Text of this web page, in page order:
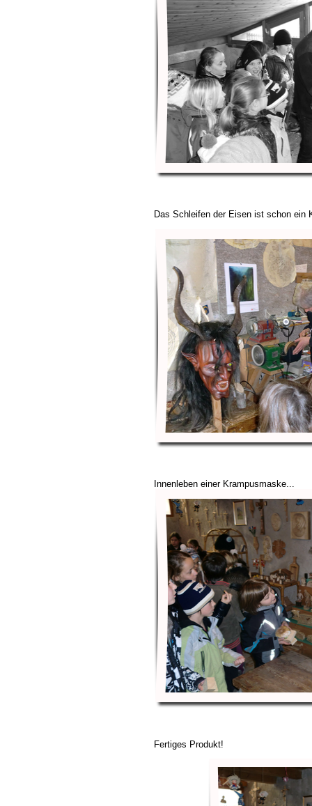
Das Schleifen der Eisen ist schon ein
Innenleben einer Krampusmaske...
Fertiges Produkt!